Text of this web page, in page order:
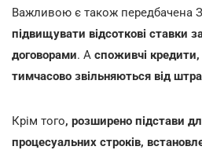
Важливою є також передбачена
підвищувати відсоткові ставки
договорами. А споживчі кредити,
тимчасово звільняються від
Крім того, розширено підстави
процесуальних строків,